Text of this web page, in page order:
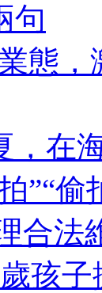
句
態
，在
”“
合法
孩